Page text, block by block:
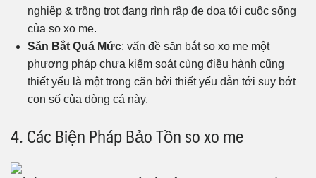
nghiệp & trồng trọt đang rình rập đe dọa tới cuộc sống
của so xo me.
Săn Bắt Quá Mức: vấn đề săn bắt so xo me một
phương pháp chưa kiểm soát cùng điều hành cũng
thiết yếu là một trong căn bởi thiết yếu dẫn tới suy bớt
con số của dòng cá này.
4. Các Biện Pháp Bảo Tồn so xo me